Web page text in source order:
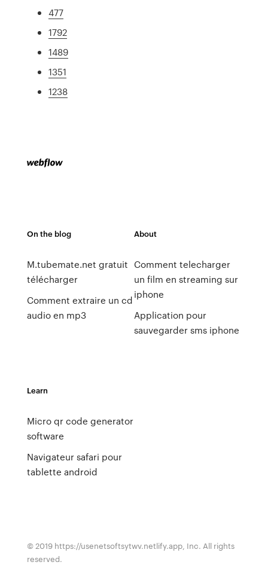
477
1792
1489
1351
1238
On the blog
M.tubemate.net gratuit
télécharger
Comment extraire un cd
audio en mp3
About
Comment telecharger
un film en streaming sur
iphone
Application pour
sauvegarder sms iphone
Learn
Micro qr code generator
software
Navigateur safari pour
tablette android
© 2019 https://usenetsoftsytwv.netlify.app, Inc. All rights
reserved.